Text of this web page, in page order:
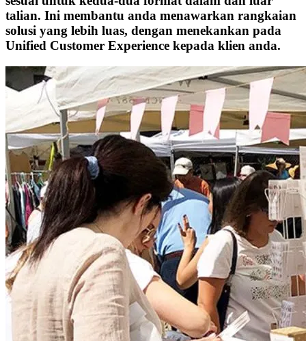
talian. Ini membantu anda menawarkan rangkaian
solusi yang lebih luas, dengan menekankan pada
Unified Customer Experience kepada klien anda.